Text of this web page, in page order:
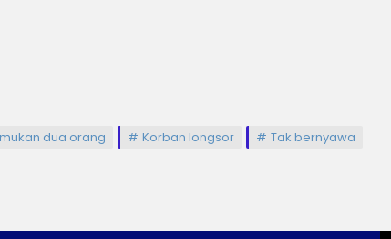
dua orang Korban longsor
Tak bernyawa